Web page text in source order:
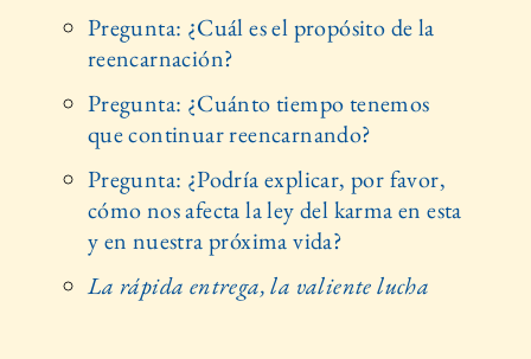
Pregunta: ¿Cuál es el propósito de la
reencarnación?
Pregunta: ¿Cuánto tiempo tenemos
que continuar reencarnando?
Pregunta: ¿Podría explicar, por favor,
cómo nos afecta la ley del karma en esta
y en nuestra próxima vida?
La rápida entrega, la valiente lucha